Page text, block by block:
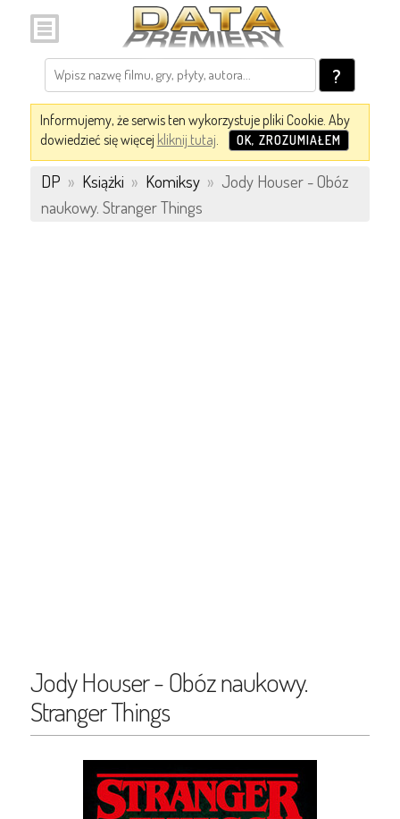
?
Informujemy, że serwis ten wykorzystuje pliki Cookie. Aby
dowiedzieć się więcej kliknij tutaj. OK, ZROZUMIAŁEM
DP » Książki » Komiksy » Jody Houser - Obóz
naukowy. Stranger Things
Jody Houser - Obóz naukowy.
Stranger Things